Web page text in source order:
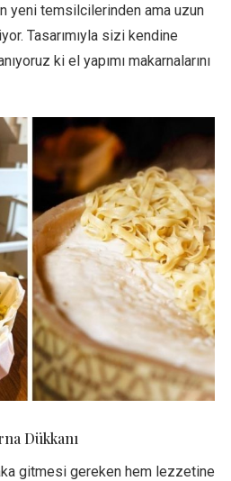
yeni temsilcilerinden ama uzun
Tasarımıyla sizi kendine
ki el yapımı makarnalarını
Dükkanı
gitmesi gereken hem lezzetine